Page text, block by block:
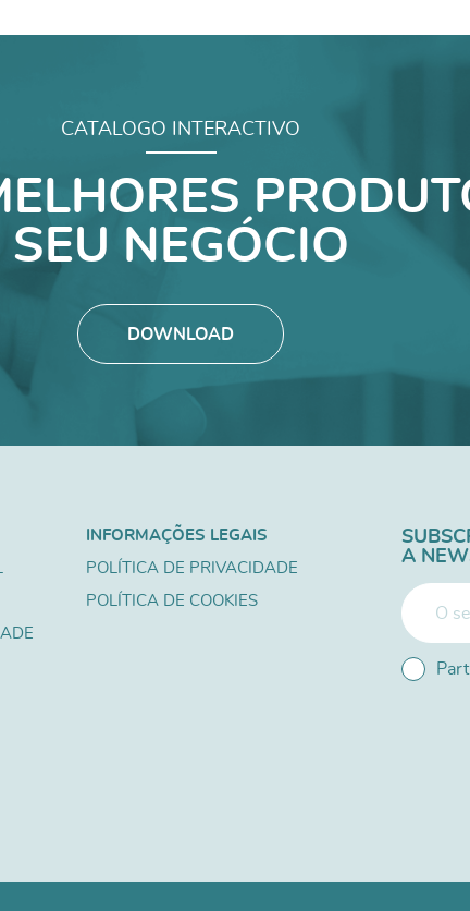
CATALOGO INTERACTIVO
SEU NEGÓCIO
DOWNLOAD
INFORMAÇÕES LEGAIS
POLÍTICA DE PRIVACIDADE
POLÍTICA DE COOKIES
A